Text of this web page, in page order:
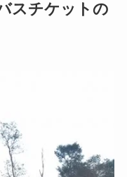
スチケットの